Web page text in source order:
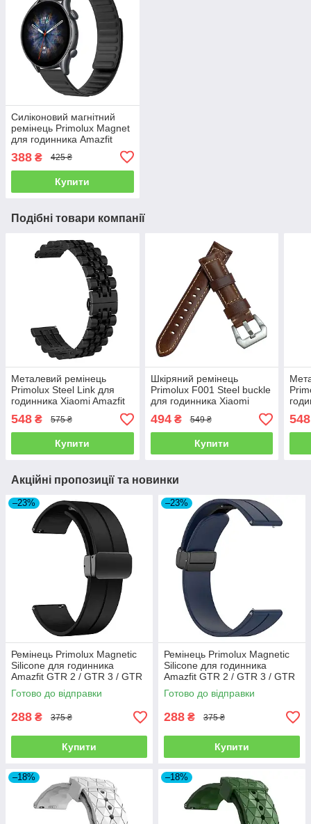
Силіконовий магнітний
ремінець Primolux Magnet
для годинника Amazfit
GTR 2 / GTR 3 / GTR 4 -
Black
388 ₴ 425 ₴
Купити
Подібні товари компанії
Металевий ремінець
Primolux Steel Link для
годинника Xiaomi Amazfit
Bip U / Amazfit Bip S - Black
548 ₴ 575 ₴
Купити
Шкіряний ремінець
Primolux F001 Steel buckle
для годинника Xiaomi
Amazfit GTR 47 mm / Lite
47 mm - Brown
494₴ 549 ₴
Купити
548
Акційні пропозиції та новинки
–23%
Ремінець Primolux Magnetic
Silicone для годинника
Amazfit GTR 2 / GTR 3 / GTR
4 - Black
Готово до відправки
288 ₴ 375 ₴
Купити
–23%
Ремінець Primolux Magnetic
Silicone для годинника
Amazfit GTR 2 / GTR 3 / GTR
4 - Dark Blue
Готово до відправки
288 ₴ 375 ₴
Купити
–18% –18%